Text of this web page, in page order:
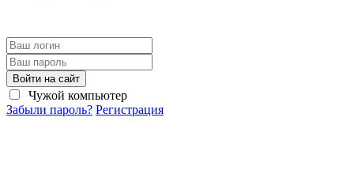
Войти на сайт
Чужой компьютер
Забыли пароль? Регистрация